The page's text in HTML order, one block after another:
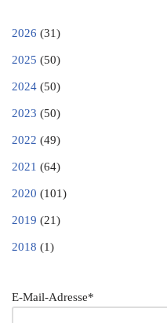
2026 (31)
2025 (50)
2024 (50)
2023 (50)
2022 (49)
2021 (64)
2020 (101)
2019 (21)
2018 (1)
E-Mail-Adresse*